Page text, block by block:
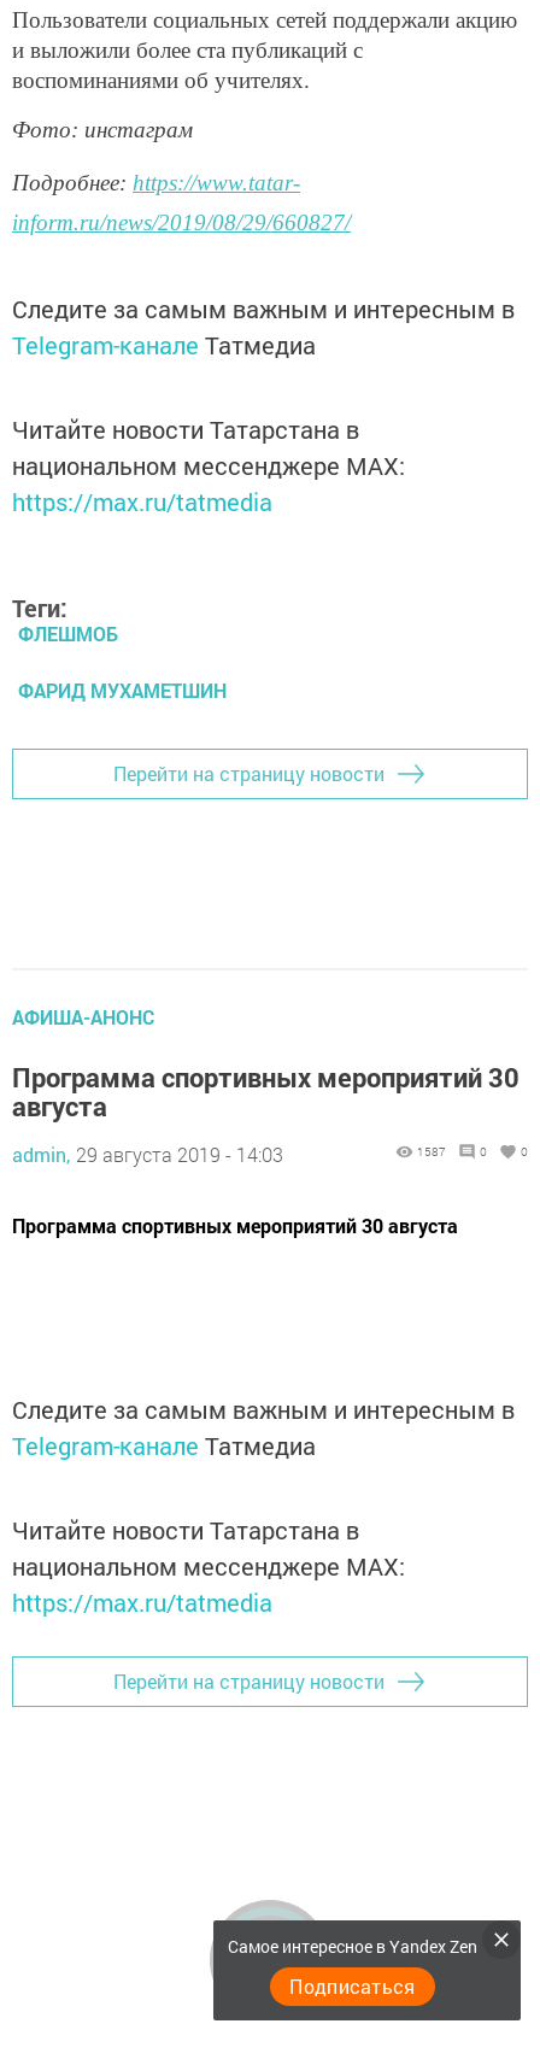
Пользователи социальных сетей поддержали акцию
и выложили более ста публикаций с
воспоминаниями об учителях.
Фото: инстаграм
Подробнее: https://www.tatar-
inform.ru/news/2019/08/29/660827/
Следите за самым важным и интересным в
Telegram-канале Татмедиа
Читайте новости Татарстана в
национальном мессенджере MАХ:
https://max.ru/tatmedia
Теги:
ФЛЕШМОБ
ФАРИД МУХАМЕТШИН
Перейти на страницу новости
АФИША-АНОНС
Программа спортивных мероприятий 30
августа
admin, 29 августа 2019 - 14:03 1587 0 0
Программа спортивных мероприятий 30 августа
Следите за самым важным и интересным в
Telegram-канале Татмедиа
Читайте новости Татарстана в
национальном мессенджере MАХ:
https://max.ru/tatmedia
Перейти на страницу новости
Самое интересное в Yandex Zen
Подписаться